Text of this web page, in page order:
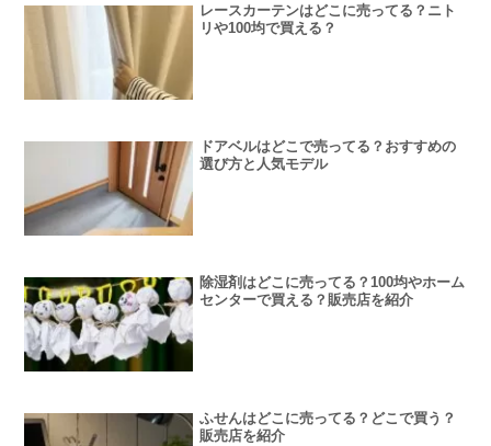
レースカーテンはどこに売ってる？ニト
リや100均で買える？
ドアベルはどこで売ってる？おすすめの
選び方と人気モデル
除湿剤はどこに売ってる？100均やホーム
センターで買える？販売店を紹介
ふせんはどこに売ってる？どこで買う？
販売店を紹介